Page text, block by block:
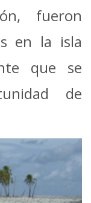
fueron
en la isla
que se
de